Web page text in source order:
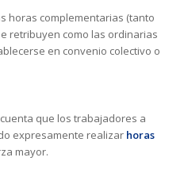
horas complementarias (tanto
retribuyen como las ordinarias
en convenio colectivo o
que los trabajadores a
expresamente realizar horas
mayor.